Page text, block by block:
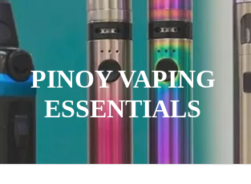
PINOY VAPING
ESSENTIALS